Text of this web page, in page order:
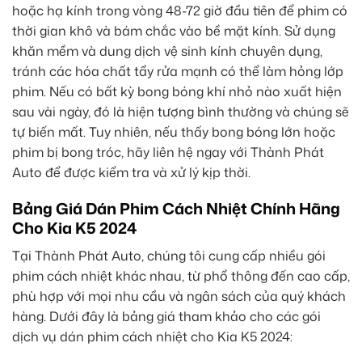
hoặc hạ kính trong vòng 48-72 giờ đầu tiên để phim có
thời gian khô và bám chắc vào bề mặt kính. Sử dụng
khăn mềm và dung dịch vệ sinh kính chuyên dụng,
tránh các hóa chất tẩy rửa mạnh có thể làm hỏng lớp
phim. Nếu có bất kỳ bong bóng khí nhỏ nào xuất hiện
sau vài ngày, đó là hiện tượng bình thường và chúng sẽ
tự biến mất. Tuy nhiên, nếu thấy bong bóng lớn hoặc
phim bị bong tróc, hãy liên hệ ngay với Thành Phát
Auto để được kiểm tra và xử lý kịp thời.
Bảng Giá Dán Phim Cách Nhiệt Chính Hãng
Cho Kia K5 2024
Tại Thành Phát Auto, chúng tôi cung cấp nhiều gói
phim cách nhiệt khác nhau, từ phổ thông đến cao cấp,
phù hợp với mọi nhu cầu và ngân sách của quý khách
hàng. Dưới đây là bảng giá tham khảo cho các gói
dịch vụ dán phim cách nhiệt cho Kia K5 2024: